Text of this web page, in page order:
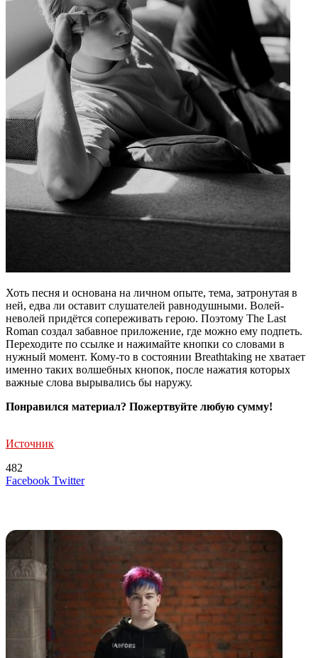
Хоть песня и основана на личном опыте, тема, затронутая в
ней, едва ли оставит слушателей равнодушными. Волей-
неволей придётся сопереживать герою. Поэтому The Last
Roman создал забавное приложение, где можно ему подпеть.
Переходите по ссылке и нажимайте кнопки со словами в
нужный момент. Кому-то в состоянии Breathtaking не хватает
именно таких волшебных кнопок, после нажатия которых
важные слова вырывались бы наружу.
Понравился материал? Пожертвуйте любую сумму!
Источник
482
Facebook TwitterLinkedIn
Tumblr
Reddit
Вконтакте
Одноклассники
Skype
Messenger
Messenger
WhatsApp
Telegram
Viber
Line
Поделиться
Печатать